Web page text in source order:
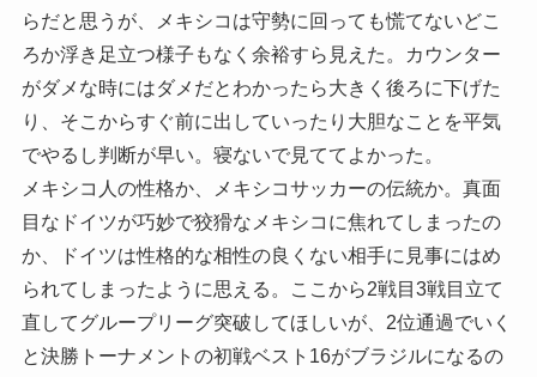
らだと思うが、メキシコは守勢に回っても慌てないどこ
ろか浮き足立つ様子もなく余裕すら見えた。カウンター
がダメな時にはダメだとわかったら大きく後ろに下げた
り、そこからすぐ前に出していったり大胆なことを平気
でやるし判断が早い。寝ないで見ててよかった。
メキシコ人の性格か、メキシコサッカーの伝統か。真面
目なドイツが巧妙で狡猾なメキシコに焦れてしまったの
か、ドイツは性格的な相性の良くない相手に見事にはめ
られてしまったように思える。ここから2戦目3戦目立て
直してグループリーグ突破してほしいが、2位通過でいく
と決勝トーナメントの初戦ベスト16がブラジルになるの